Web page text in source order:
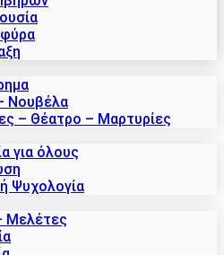
Νουβέλα
– Θέατρο – Μαρτυρίες
για όλους
Ψυχολογία
Μελέτες